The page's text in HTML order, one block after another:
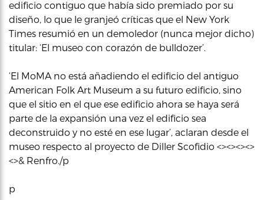
edificio contiguo que había sido premiado por su
diseño, lo que le granjeó críticas que el New York
Times resumió en un demoledor (nunca mejor dicho)
titular: ‘El museo con corazón de bulldozer’.
‘El MoMA no está añadiendo el edificio del antiguo
American Folk Art Museum a su futuro edificio, sino
que el sitio en el que ese edificio ahora se haya será
parte de la expansión una vez el edificio sea
deconstruido y no esté en ese lugar’, aclaran desde el
museo respecto al proyecto de Diller Scofidio <><><><>
<>& Renfro./p
p